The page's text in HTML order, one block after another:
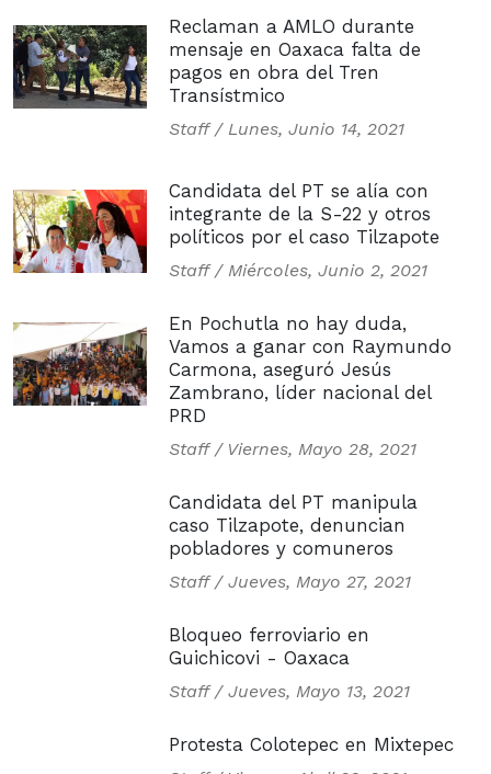
Reclaman a AMLO durante
mensaje en Oaxaca falta de
pagos en obra del Tren
Transístmico
Staff / Lunes, Junio 14, 2021
Candidata del PT se alía con
integrante de la S-22 y otros
políticos por el caso Tilzapote
Staff / Miércoles, Junio 2, 2021
En Pochutla no hay duda,
Vamos a ganar con Raymundo
Carmona, aseguró Jesús
Zambrano, líder nacional del
PRD
Staff / Viernes, Mayo 28, 2021
Candidata del PT manipula
caso Tilzapote, denuncian
pobladores y comuneros
Staff / Jueves, Mayo 27, 2021
Bloqueo ferroviario en
Guichicovi - Oaxaca
Staff / Jueves, Mayo 13, 2021
Protesta Colotepec en Mixtepec